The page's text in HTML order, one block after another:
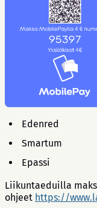
Edenred
Smartum
Epassi
Liikuntaeduilla
ohjeet https://